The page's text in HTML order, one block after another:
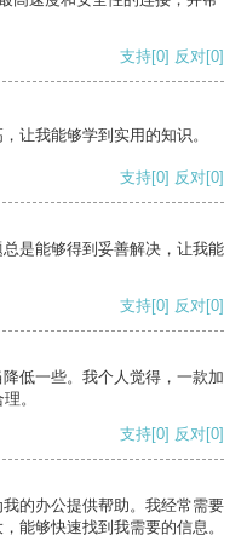
支持[0] 反对[0]
让我能够学到实用的知识。
支持[0] 反对[0]
是能够得到妥善解决，让我能
支持[0] 反对[0]
低一些。我个人觉得，一款加
。
支持[0] 反对[0]
的办公提供帮助。我经常需要
能够快速找到我需要的信息。